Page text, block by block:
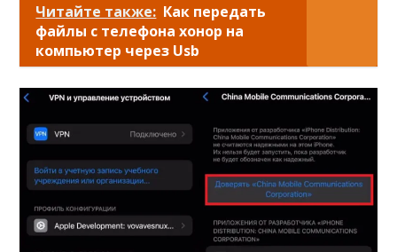
Читайте также: Как передать
файлы с телефона хонор на
компьютер через Usb